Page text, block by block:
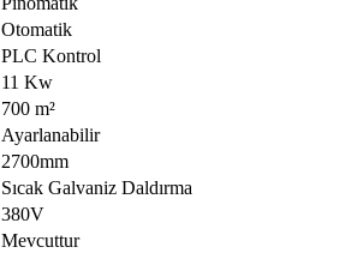
Otomatik
PLC Kontrol
11 Kw
700 m²
Ayarlanabilir
2700mm
Sıcak Galvaniz Daldırma
380V
Mevcuttur